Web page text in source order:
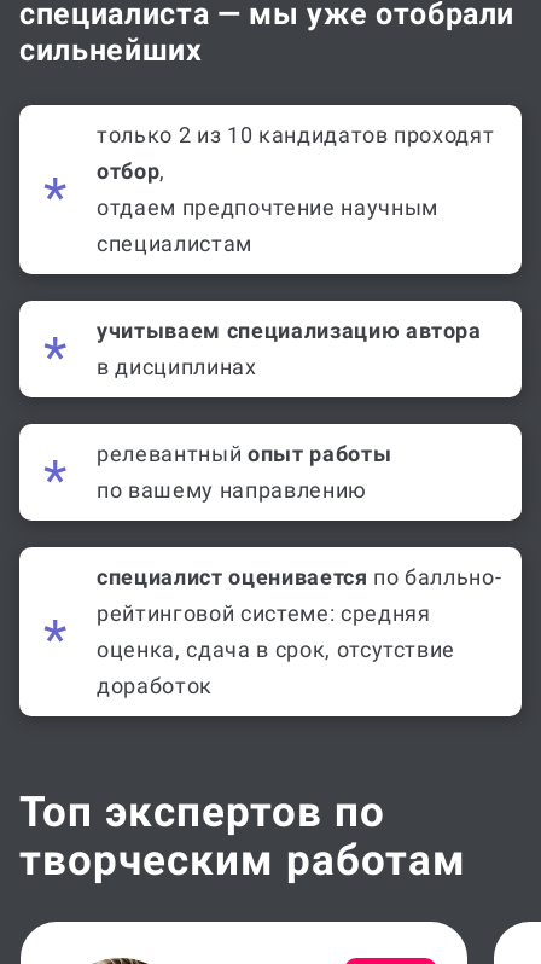
специалиста — мы уже отобрали
сильнейших
только 2 из 10 кандидатов проходят
отбор,
отдаем предпочтение научным
специалистам
учитываем специализацию автора
в дисциплинах
релевантный опыт работы
по вашему направлению
специалист оценивается по балльно-
рейтинговой системе: средняя
оценка, сдача в срок, отсутствие
доработок
Топ экспертов по
творческим работам